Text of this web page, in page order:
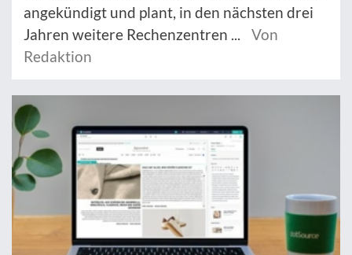
angekündigt und plant, in den nächsten drei
Jahren weitere Rechenzentren ...
Von
Redaktion